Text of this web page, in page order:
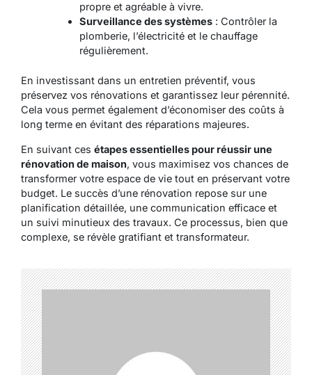
propre et agréable à vivre.
Surveillance des systèmes: Contrôler la
plomberie, l’électricité et le chauffage
régulièrement.
En investissant dans un entretien préventif, vous
préservez vos rénovations et garantissez leur pérennité.
Cela vous permet également d’économiser des coûts à
long terme en évitant des réparations majeures.
En suivant ces étapes essentielles pour réussir une
rénovation de maison, vous maximisez vos chances de
transformer votre espace de vie tout en préservant votre
budget. Le succès d’une rénovation repose sur une
planification détaillée, une communication efficace et
un suivi minutieux des travaux. Ce processus, bien que
complexe, se révèle gratifiant et transformateur.